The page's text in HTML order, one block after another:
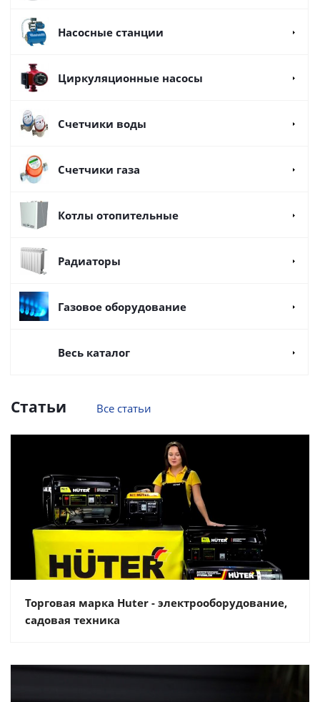
Насосные станции
Циркуляционные насосы
Счетчики воды
Счетчики газа
Котлы отопительные
Радиаторы
Газовое оборудование
Весь каталог
Статьи Все статьи
Торговая марка Huter - электрооборудование,
садовая техника